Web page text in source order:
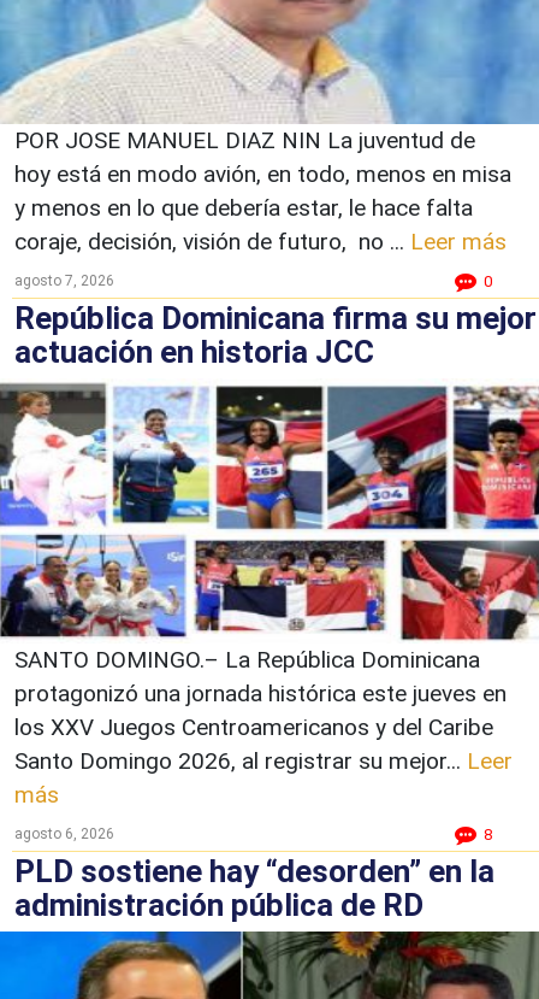
POR JOSE MANUEL DIAZ NIN La juventud de
hoy está en modo avión, en todo, menos en misa
y menos en lo que debería estar, le hace falta
coraje, decisión, visión de futuro, no ... Leer más
agosto 7, 2026 0
República Dominicana firma su mejor
actuación en historia JCC
SANTO DOMINGO.– La República Dominicana
protagonizó una jornada histórica este jueves en
los XXV Juegos Centroamericanos y del Caribe
Santo Domingo 2026, al registrar su mejor... Leer
más
agosto 6, 2026 8
PLD sostiene hay “desorden” en la
administración pública de RD